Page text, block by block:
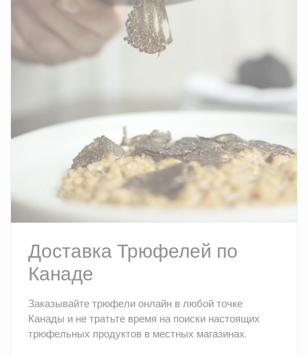
Доставка Трюфелей по
Канаде
Заказывайте трюфели онлайн в любой точке
Канады и не тратьте время на поиски настоящих
трюфельных продуктов в местных магазинах.